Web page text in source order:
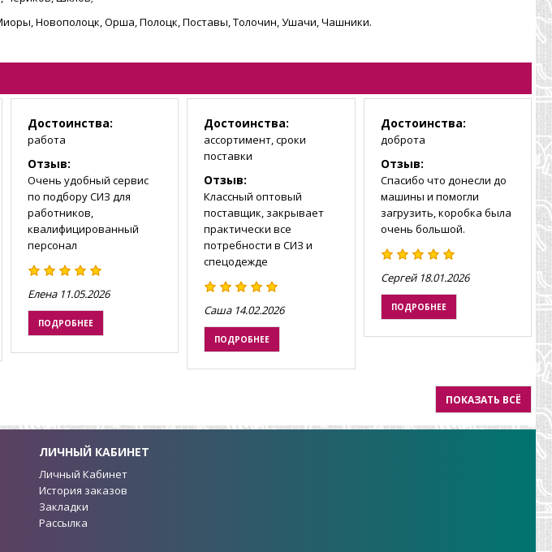
Новополоцк, Орша, Полоцк, Поставы, Толочин, Ушачи, Чашники.
Достоинства:
работа
Отзыв:
Очень удобный сервис
по подбору СИЗ для
работников,
квалифицированный
персонал
Елена 11.05.2026
ПОДРОБНЕЕ
Достоинства:
ассортимент, сроки
поставки
Отзыв:
Классный оптовый
поставщик, закрывает
практически все
потребности в СИЗ и
спецодежде
Саша 14.02.2026
ПОДРОБНЕЕ
Достоинства:
доброта
Отзыв:
Спасибо что донесли до
машины и помогли
загрузить, коробка была
очень большой.
Сергей 18.01.2026
ПОДРОБНЕЕ
ПОКАЗАТЬ ВСЁ
ЛИЧНЫЙ КАБИНЕТ
Личный Кабинет
История заказов
Закладки
Рассылка